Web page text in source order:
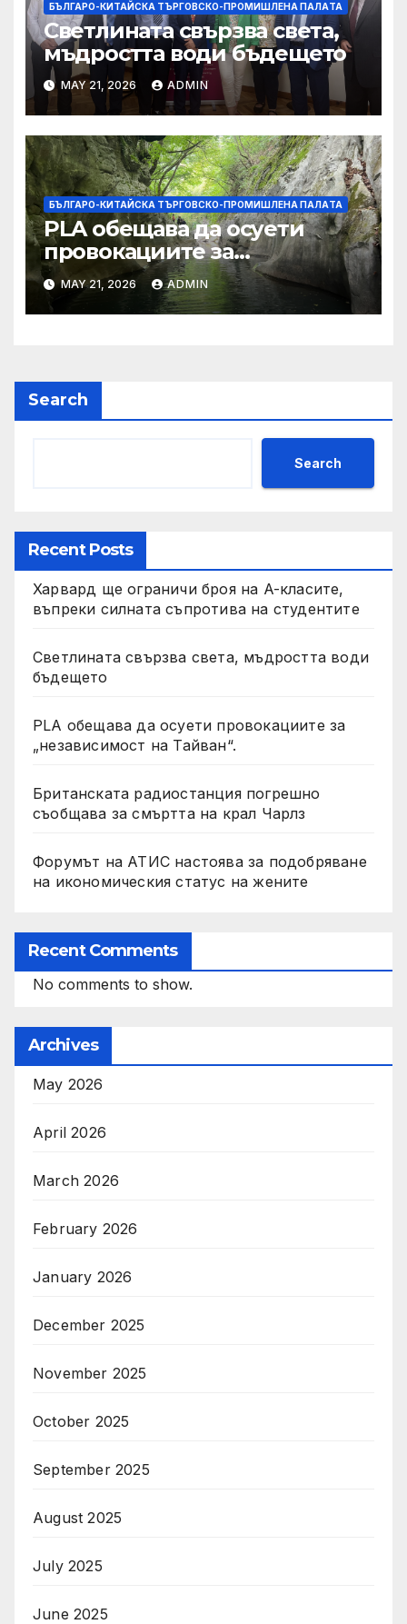
БЪЛГАРО-КИТАЙСКА ТЪРГОВСКО-ПРОМИШЛЕНА ПАЛAТА
Светлината свързва света,
мъдростта води бъдещето
MAY 21, 2026 ADMIN
БЪЛГАРО-КИТАЙСКА ТЪРГОВСКО-ПРОМИШЛЕНА ПАЛAТА
PLA обещава да осуети
провокациите за
„независимост на Тайван“.
MAY 21, 2026 ADMIN
Search
Search
Recent Posts
Харвард ще ограничи броя на A-класите,
въпреки силната съпротива на студентите
Светлината свързва света, мъдростта води
бъдещето
PLA обещава да осуети провокациите за
„независимост на Тайван“.
Британската радиостанция погрешно
съобщава за смъртта на крал Чарлз
Форумът на АТИС настоява за подобряване
на икономическия статус на жените
Recent Comments
No comments to show.
Archives
May 2026
April 2026
March 2026
February 2026
January 2026
December 2025
November 2025
October 2025
September 2025
August 2025
July 2025
June 2025